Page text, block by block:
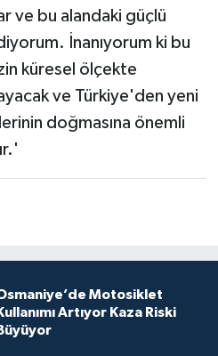
ve bu alandaki güçlü
İnanıyorum ki bu
küresel ölçekte
ve Türkiye'den yeni
doğmasına önemli
Motosiklet
Artıyor Kaza Riski